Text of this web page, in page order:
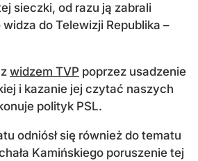
sieczki, od razu ją zabrali
do Telewizji Republika –
widzem TVP poprzez usadzenie
i kazanie jej czytać naszych
polityk PSL.
odniósł się również do tematu
Kamińskiego poruszenie tej